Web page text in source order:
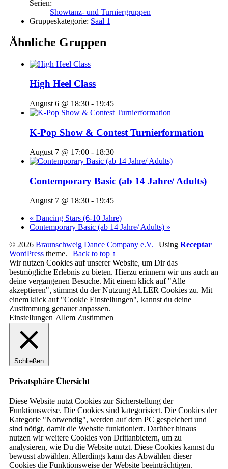
Serien:
Showtanz- und Turniergruppen
Gruppeskategorie: Saal 1
Ähnliche Gruppen
High Heel Class
August 6 @ 18:30 - 19:45
K-Pop Show & Contest Turnierformation
August 7 @ 17:00 - 18:30
Contemporary Basic (ab 14 Jahre/ Adults)
August 7 @ 18:30 - 19:45
« Dancing Stars (6-10 Jahre)
Contemporary Basic (ab 14 Jahre/ Adults) »
© 2026 Braunschweig Dance Company e.V. | Using Receptar
WordPress theme. | Back to top ↑
Wir nutzen Cookies auf unserer Website, um Dir das
bestmögliche Erlebnis zu bieten. Hierzu erinnern wir uns auch an
deine vergangenen Besuche. Mit einem klick auf "Alle
akzeptieren", stimmst du der Nutzung ALLER Cookies zu. Mit
einem klick auf "Cookie Einstellungen", kannst du deine
Zustimmung genauer anpassen.
Einstellungen Allem Zustimmen
Schließen
Privatsphäre Übersicht
Diese Website nutzt Cookies zur Sicherstellung der
Funktionsweise. Die Cookies sind kategorisiert. Die Cookies der
Kategorie "Notwendig", werden auf dem PC gespeichert und
sind nötigt, damit die Website funktioniert. Darüber hinaus
nutzen wir weitere Cookies von Drittanbietern, um zu
analysieren, wie Du die Website nutzt. Diese Cookies kannst du
bewusst abwählen. Allerdings kann das Abwählen dieser
Cookies die Funktionsweise der Website beeinträchtigen.